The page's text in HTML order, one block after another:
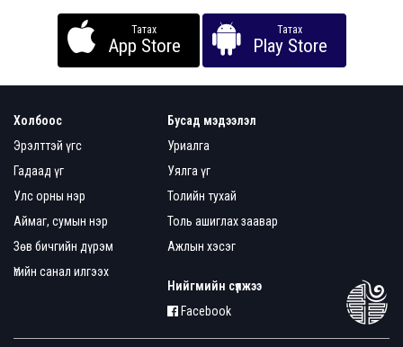
Татах
App Store
Татах
Play Store
Холбоос
Эрэлттэй үгс
Гадаад үг
Улс орны нэр
Аймаг, сумын нэр
Зөв бичгийн дүрэм
Үгийн санал илгээх
Бусад мэдээлэл
Уриалга
Уялга үг
Толийн тухай
Толь ашиглах заавар
Ажлын хэсэг
Нийгмийн сүлжээ
Facebook